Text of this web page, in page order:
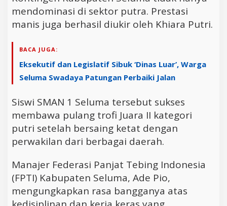
mendominasi di sektor putra. Prestasi
manis juga berhasil diukir oleh Khiara Putri.
BACA JUGA:
Eksekutif dan Legislatif Sibuk ‘Dinas Luar’, Warga
Seluma Swadaya Patungan Perbaiki Jalan
Siswi SMAN 1 Seluma tersebut sukses
membawa pulang trofi Juara II kategori
putri setelah bersaing ketat dengan
perwakilan dari berbagai daerah.
Manajer Federasi Panjat Tebing Indonesia
(FPTI) Kabupaten Seluma, Ade Pio,
mengungkapkan rasa bangganya atas